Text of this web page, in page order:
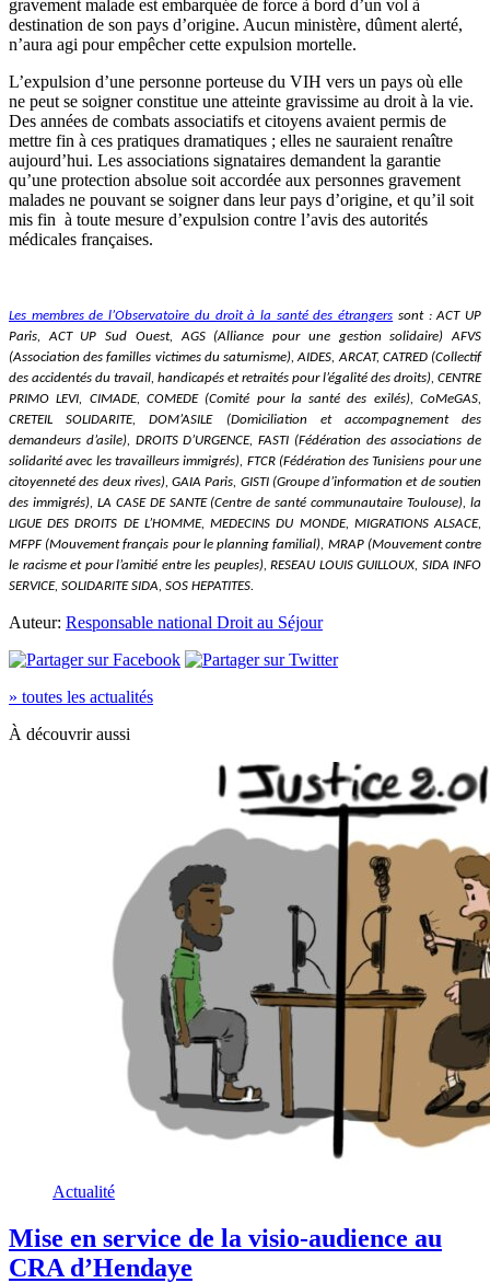
gravement malade est embarquée de force à bord d’un vol à
destination de son pays d’origine. Aucun ministère, dûment alerté,
n’aura agi pour empêcher cette expulsion mortelle.
L’expulsion d’une personne porteuse du VIH vers un pays où elle
ne peut se soigner constitue une atteinte gravissime au droit à la vie.
Des années de combats associatifs et citoyens avaient permis de
mettre fin à ces pratiques dramatiques ; elles ne sauraient renaître
aujourd’hui. Les associations signataires demandent la garantie
qu’une protection absolue soit accordée aux personnes gravement
malades ne pouvant se soigner dans leur pays d’origine, et qu’il soit
mis fin à toute mesure d’expulsion contre l’avis des autorités
médicales françaises.
Les membres de l’Observatoire du droit à la santé des étrangers sont : ACT UP
Paris, ACT UP Sud Ouest, AGS (Alliance pour une gestion solidaire) AFVS
(Association des familles victimes du saturnisme), AIDES, ARCAT, CATRED (Collectif
des accidentés du travail, handicapés et retraités pour l’égalité des droits), CENTRE
PRIMO LEVI, CIMADE, COMEDE (Comité pour la santé des exilés), CoMeGAS,
CRETEIL SOLIDARITE, DOM’ASILE (Domiciliation et accompagnement des
demandeurs d’asile), DROITS D’URGENCE, FASTI (Fédération des associations de
solidarité avec les travailleurs immigrés), FTCR (Fédération des Tunisiens pour une
citoyenneté des deux rives), GAIA Paris, GISTI (Groupe d’information et de soutien
des immigrés), LA CASE DE SANTE (Centre de santé communautaire Toulouse), la
LIGUE DES DROITS DE L’HOMME, MEDECINS DU MONDE, MIGRATIONS ALSACE,
MFPF (Mouvement français pour le planning familial), MRAP (Mouvement contre
le racisme et pour l’amitié entre les peuples), RESEAU LOUIS GUILLOUX, SIDA INFO
SERVICE, SOLIDARITE SIDA, SOS HEPATITES.
Auteur: Responsable national Droit au Séjour
» toutes les actualités
À découvrir aussi
Actualité
Mise en service de la visio-audience au
CRA d’Hendaye